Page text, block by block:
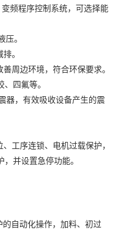
频程序控制系统，可选择能
。
。
周边环境，符合环保要求。
四氟等。
器，有效吸收设备产生的震
工序连锁、电机过载保护，
并设置急停功能。
自动化操作，加料、初过